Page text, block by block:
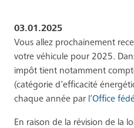
03.01.2025
Vous allez prochainement
votre véhicule pour 2025.
impôt tient notamment
(catégorie d’efficacité
chaque année par l’Office
En raison de la révision de la